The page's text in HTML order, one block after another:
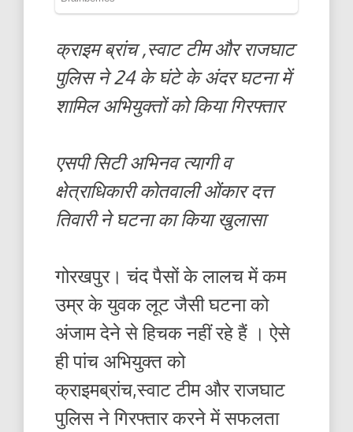
क्राइम ब्रांच ,स्वाट टीम और राजघाट
पुलिस ने 24 के घंटे के अंदर घटना में
शामिल अभियुक्तों को किया गिरफ्तार
एसपी सिटी अभिनव त्यागी व
क्षेत्राधिकारी कोतवाली ओंकार दत्त
तिवारी ने घटना का किया खुलासा
गोरखपुर। चंद पैसों के लालच में कम
उम्र के युवक लूट जैसी घटना को
अंजाम देने से हिचक नहीं रहे हैं । ऐसे
ही पांच अभियुक्त को
क्राइमब्रांच,स्वाट टीम और राजघाट
पुलिस ने गिरफ्तार करने में सफलता